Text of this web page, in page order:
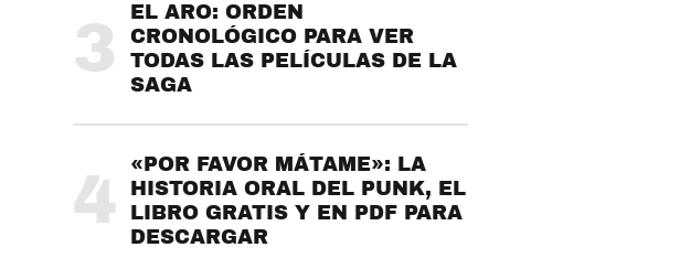
3
EL ARO: ORDEN
CRONOLÓGICO PARA VER
TODAS LAS PELÍCULAS DE LA
SAGA
4
«POR FAVOR MÁTAME»: LA
HISTORIA ORAL DEL PUNK, EL
LIBRO GRATIS Y EN PDF PARA
DESCARGAR